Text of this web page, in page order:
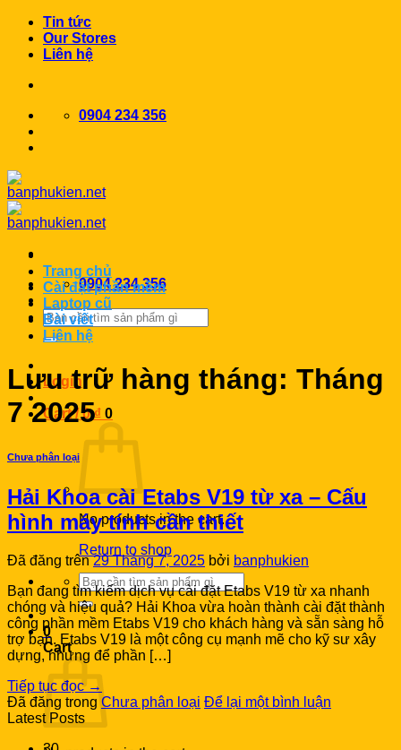
Chuyển
đến
Tin tức
Our Stores
Liên hệ
0904 234 356
0904 234 356
Search
for:
Login
Cart /0₫ 0
No products in the cart.
Return to shop
Search
for:
0
Cart
Trang chủ
Cài đặt phần mềm
Laptop cũ
Bài viết
Liên hệ
Lưu trữ hàng tháng: Tháng
7 2025
Chưa phân loại
Hải Khoa cài Etabs V19 từ xa – Cấu
hình máy tính cần thiết
Đã đăng trên29 Tháng 7, 2025 bởi banphukien
Bạn đang tìm kiếm dịch vụ cài đặt Etabs V19 từ xa nhanh
chóng và hiệu quả? Hải Khoa vừa hoàn thành cài đặt thành
công phần mềm Etabs V19 cho khách hàng và sẵn sàng hỗ
trợ bạn. Etabs V19 là một công cụ mạnh mẽ cho kỹ sư xây
dựng, nhưng để phần […]
Tiếp tục đọc →
Đã đăng trong Chưa phân loại Để lại một bình luận
Latest Posts